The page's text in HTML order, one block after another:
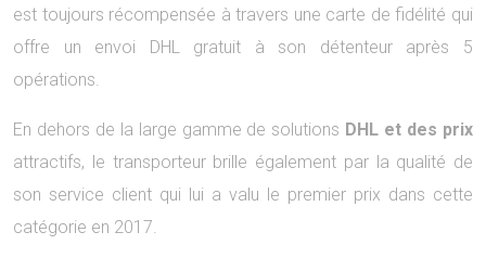
est toujours récompensée à travers une carte de fidélité qui
offre un envoi DHL gratuit à son détenteur après 5
opérations.
En dehors de la large gamme de solutions DHL et des prix
attractifs, le transporteur brille également par la qualité de
son service client qui lui a valu le premier prix dans cette
catégorie en 2017.